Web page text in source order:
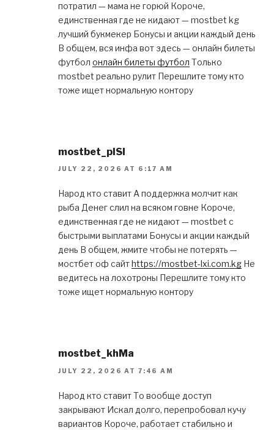
потратил — мама не горюй Короче,
единственная где не кидают — mostbet kg
лучший букмекер Бонусы и акции каждый день
В общем, вся инфа вот здесь — онлайн билеты
футбол онлайн билеты футбол Только
mostbet реально рулит Перешлите тому кто
тоже ищет нормальную контору
mostbet_plSl
JULY 22, 2026 AT 6:17 AM
Народ кто ставит А поддержка молчит как
рыба Денег слил на всяком говне Короче,
единственная где не кидают — mostbet с
быстрыми выплатами Бонусы и акции каждый
день В общем, жмите чтобы не потерять —
мостбет оф сайт https://mostbet-lxi.com.kg Не
ведитесь на лохотроны Перешлите тому кто
тоже ищет нормальную контору
mostbet_khMa
JULY 22, 2026 AT 7:46 AM
Народ кто ставит То вообще доступ
закрывают Искал долго, перепробовал кучу
вариантов Короче, работает стабильно и